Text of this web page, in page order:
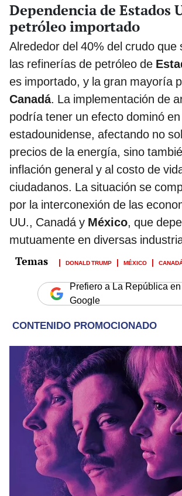
Dependencia de Estados
petróleo importado
Alrededor del 40% del crudo que
las refinerías de petróleo de
es importado, y la gran mayoría
Canadá. La implementación de
podría tener un efecto dominó
estadounidense, afectando no
precios de la energía, sino
inflación general y al costo de
ciudadanos. La situación se
por la interconexión de las
UU., Canadá y México, que
mutuamente en diversas
DONALD TRUMP MÉXICO
Prefiero a La República en
Google